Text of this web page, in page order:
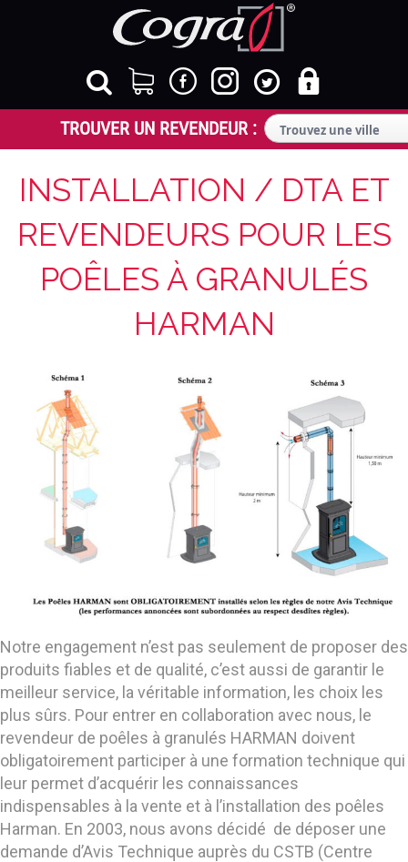
INSTALLATION / DTA ET
REVENDEURS POUR LES
POÊLES À GRANULÉS
HARMAN
Notre engagement n’est pas seulement de proposer des
produits fiables et de qualité, c’est aussi de garantir le
meilleur service, la véritable information, les choix les
plus sûrs. Pour entrer en collaboration avec nous, le
revendeur de poêles à granulés HARMAN doivent
obligatoirement participer à une formation technique qui
leur permet d’acquérir les connaissances
indispensables à la vente et à l’installation des poêles
Harman. En 2003, nous avons décidé de déposer une
demande d’Avis Technique auprès du CSTB (Centre